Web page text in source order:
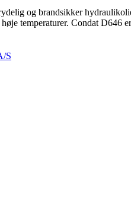
og brandsikker
temperaturer. Condat D646